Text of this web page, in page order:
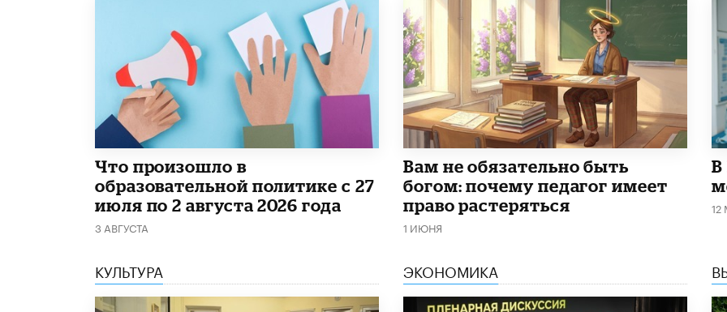
​Что произошло в
образовательной политике с 27
июля по 2 августа 2026 года
3 АВГУСТА
​Вам не обязательно быть
богом: почему педагог имеет
право растеряться
1 ИЮНЯ
В
12
КУЛЬТУРА ЭКОНОМИКА